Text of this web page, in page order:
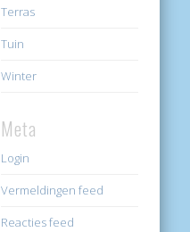
Terras
Tuin
Winter
Meta
Login
Vermeldingen feed
Reacties feed